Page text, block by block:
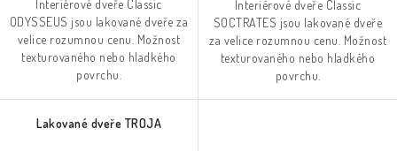
Interiérové dveře Classic
ODYSSEUS jsou lakované dveře za
velice rozumnou cenu. Možnost
texturovaného nebo hladkého
povrchu.
Interiérové dveře Classic
SOCTRATES jsou lakované dveře
za velice rozumnou cenu. Možnost
texturovaného nebo hladkého
povrchu.
Lakované dveře TROJA